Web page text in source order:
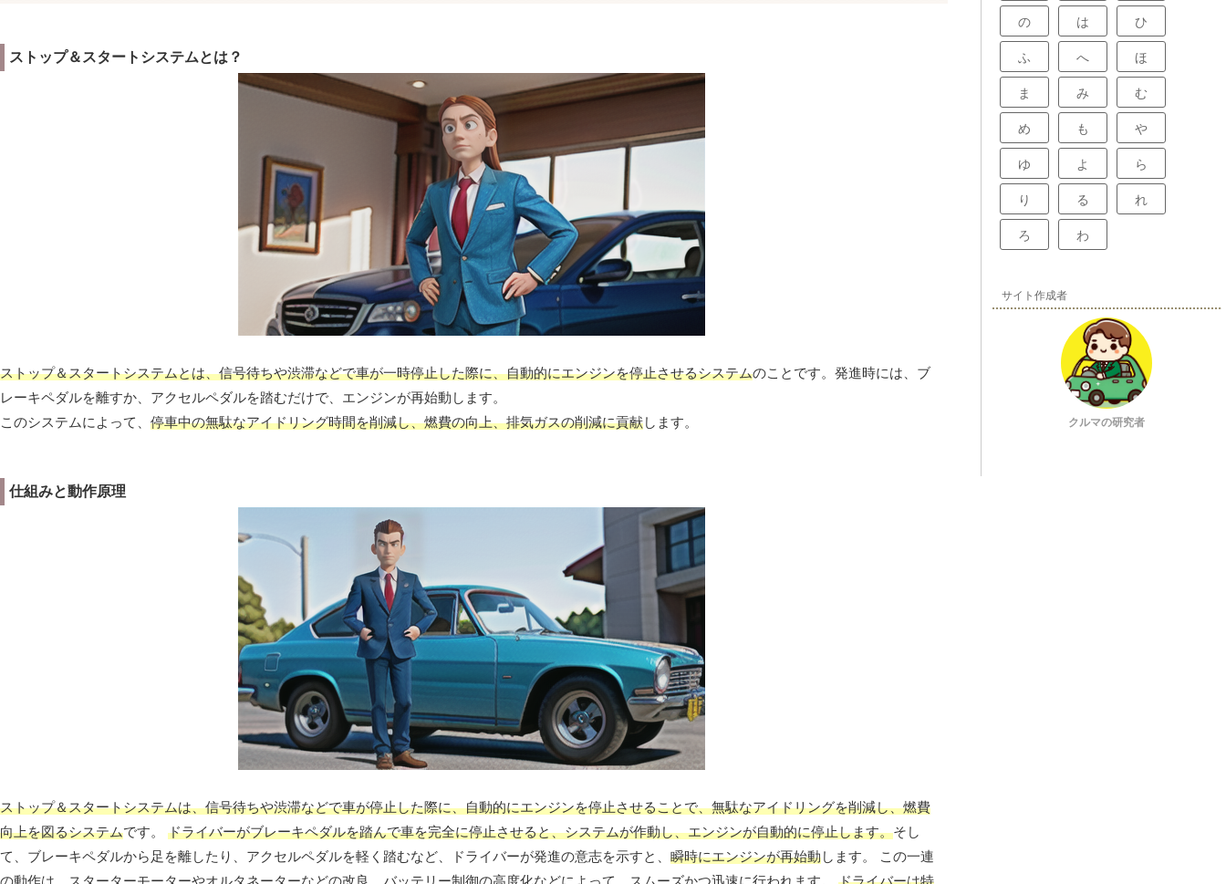
ストップ＆スタートシステムとは？
ストップ＆スタートシステムとは、信号待ちや渋滞などで車が一時停止した際に、自動的にエンジンを停止させるシステムのことです。発進時には、ブ
レーキペダルを離すか、アクセルペダルを踏むだけで、エンジンが再始動します。
このシステムによって、 停車中の無駄なアイドリング時間を削減し、燃費の向上、排気ガスの削減に貢献します。
仕組みと動作原理
ストップ＆スタートシステムは、信号待ちや渋滞などで車が停止した際に、自動的にエンジンを停止させることで、無駄なアイドリングを削減し、燃費
向上を図るシステムです。 ドライバーがブレーキペダルを踏んで車を完全に停止させると、システムが作動し、エンジンが自動的に停止します。そし
て、ブレーキペダルから足を離したり、アクセルペダルを軽く踏むなど、ドライバーが発進の意志を示すと、 瞬時にエンジンが再始動します。 この一連
の動作は、スターターモーターやオルタネーターなどの改良、バッテリー制御の高度化などによって、スムーズかつ迅速に行われます。 ドライバーは特
の は ひ
ふ へ ほ
ま み む
め も や
ゆ よ ら
り る れ
ろ わ
サイト作成者
クルマの研究者